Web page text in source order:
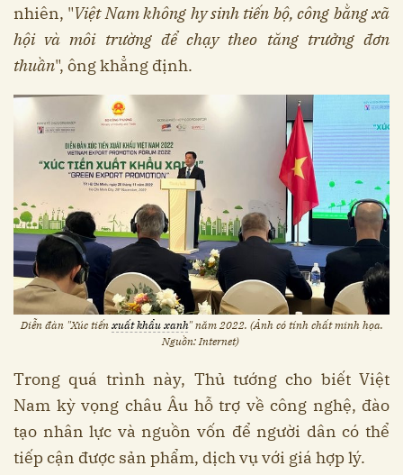
nhiên, "Việt Nam không hy sinh tiến bộ, công bằng xã
hội và môi trường để chạy theo tăng trưởng đơn
thuần", ông khẳng định.
Diễn đàn "Xúc tiến xuất khẩu xanh" năm 2022. (Ảnh có tính chất minh họa.
Nguồn: Internet)
Trong quá trình này, Thủ tướng cho biết Việt
Nam kỳ vọng châu Âu hỗ trợ về công nghệ, đào
tạo nhân lực và nguồn vốn để người dân có thể
tiếp cận được sản phẩm, dịch vụ với giá hợp lý.